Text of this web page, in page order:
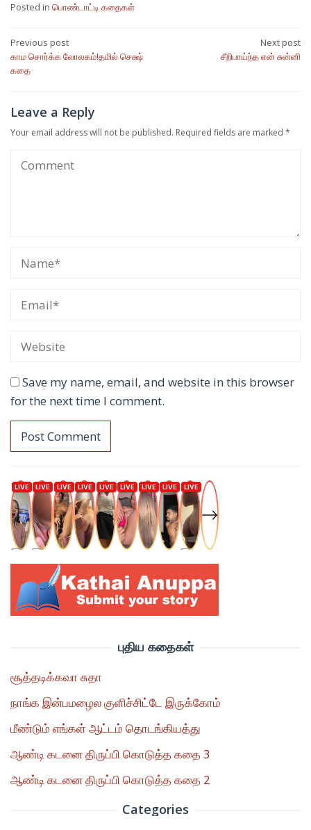
Posted in பொண்டாட்டி கதைகள்
Post
navigation
Previous post
காம சொர்க்க லோலகம்!தமில் செக்ஷ்
கதை
Next post
சீறிபாய்ந்த என் சுன்னி
Leave a Reply
Your email address will not be published. Required fields are marked *
Save my name, email, and website in this browser
for the next time I comment.
புதிய கதைகள்
சூத்தடிக்கவா சுதா
நாங்க இன்பமழைல குளிச்சிட்டே இருக்கோம்
மீண்டும் எங்கள் ஆட்டம் தொடங்கியத்து
ஆண்டி கடனை திருப்பி கொடுத்த கதை 3
ஆண்டி கடனை திருப்பி கொடுத்த கதை 2
Categories